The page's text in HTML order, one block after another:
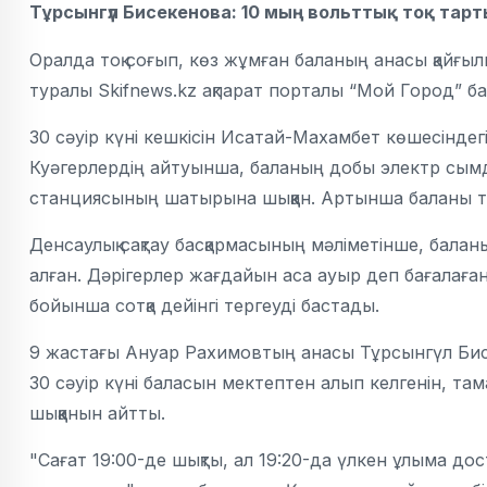
Тұрсынгүл Бисекенова: 10 мың вольттық тоқ
Оралда тоқ соғып, көз жұмған баланың анасы
туралы Skifnews.kz ақпарат порталы “Мой Город”
30 сәуір күні кешкісін Исатай-Махамбет
Куәгерлердің айтуынша, баланың добы электр
станциясының шатырына шыққан. Артынша баланы
Денсаулық сақтау басқармасының мәліметінше,
алған. Дәрігерлер жағдайын аса ауыр деп
бойынша сотқа дейінгі тергеуді бастады.
9 жастағы Ануар Рахимовтың анасы Тұрсынгүл
30 сәуір күні баласын мектептен алып келгенін,
шыққанын айтты.
"Сағат 19:00-де шықты, ал 19:20-да үлкен ұлыма